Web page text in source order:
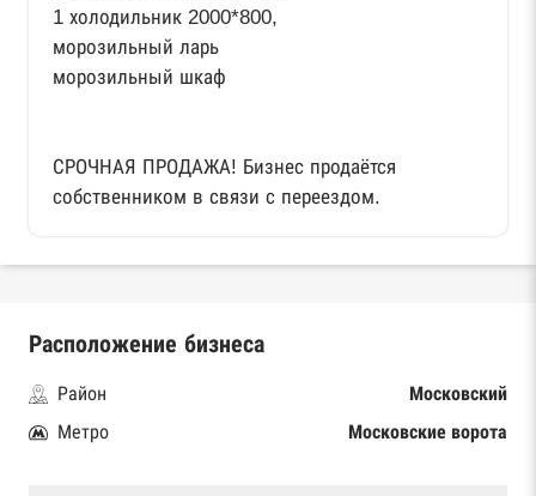
1 холодильник 2000*800,
морозильный ларь
морозильный шкаф
СРОЧНАЯ ПРОДАЖА! Бизнес продаётся
собственником в связи с переездом.
Расположение бизнеса
Район
Московский
Метро
Московские ворота